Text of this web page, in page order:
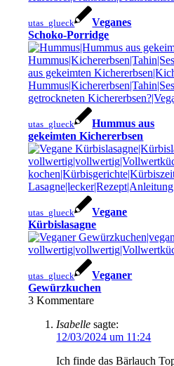
utas_glueck
Veganes
Schoko-Porridge
utas_glueck
Hummus aus
gekeimten Kichererbsen
utas_glueck
Vegane
Kürbislasagne
utas_glueck
Veganer
Gewürzkuchen
3 Kommentare
Isabelle sagte:
12/03/2024 um 11:24
Ich finde das Bärlauch